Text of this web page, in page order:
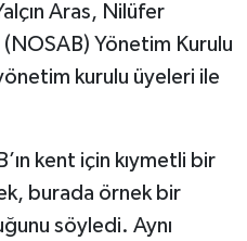
Aras, Nilüfer
Yönetim Kurulu
kurulu üyeleri ile
kent için kıymetli bir
burada örnek bir
söyledi. Aynı